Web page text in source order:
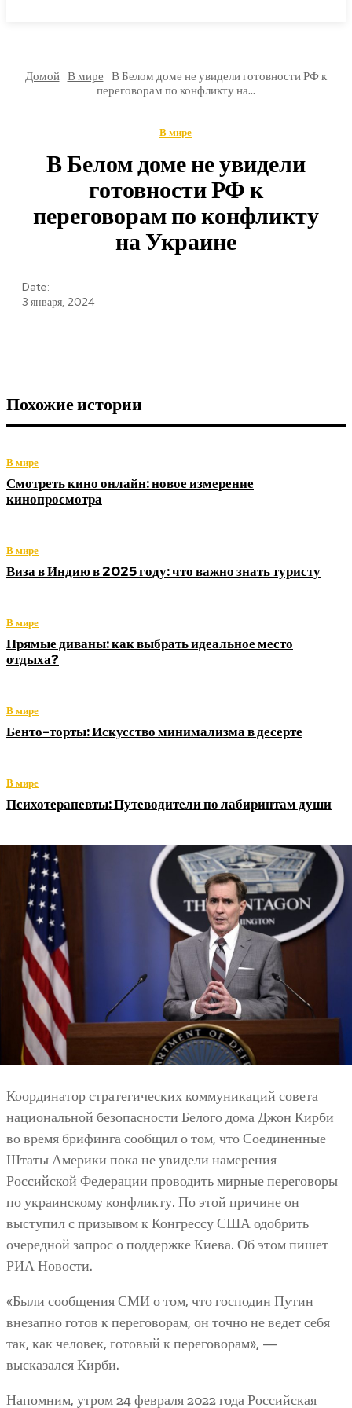
Домой В мире
В Белом доме не увидели готовности РФ к
переговорам по конфликту на...
В мире
В Белом доме не увидели
готовности РФ к
переговорам по конфликту
на Украине
Date:
3 января, 2024
Похожие истории
В мире
Смотреть кино онлайн: новое измерение
кинопросмотра
В мире
Виза в Индию в 2025 году: что важно знать туристу
В мире
Прямые диваны: как выбрать идеальное место
отдыха?
В мире
Бенто-торты: Искусство минимализма в десерте
В мире
Психотерапевты: Путеводители по лабиринтам души
Координатор стратегических коммуникаций совета
национальной безопасности Белого дома Джон Кирби
во время брифинга сообщил о том, что Соединенные
Штаты Америки пока не увидели намерения
Российской Федерации проводить мирные переговоры
по украинскому конфликту. По этой причине он
выступил с призывом к Конгрессу США одобрить
очередной запрос о поддержке Киева. Об этом пишет
РИА Новости.
«Были сообщения СМИ о том, что господин Путин
внезапно готов к переговорам, он точно не ведет себя
так, как человек, готовый к переговорам», —
высказался Кирби.
Напомним, утром 24 февраля 2022 года Российская